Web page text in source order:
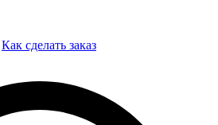
Как сделать заказ